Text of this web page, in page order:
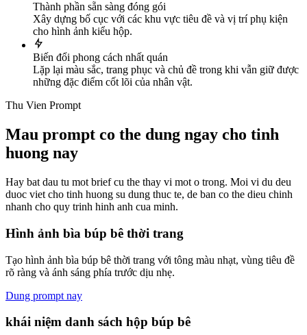
Thành phần sẵn sàng đóng gói
Xây dựng bố cục với các khu vực tiêu đề và vị trí phụ kiện
cho hình ảnh kiểu hộp.
Biến đổi phong cách nhất quán
Lặp lại màu sắc, trang phục và chủ đề trong khi vẫn giữ được
những đặc điểm cốt lõi của nhân vật.
Thu Vien Prompt
Mau prompt co the dung ngay cho tinh
huong nay
Hay bat dau tu mot brief cu the thay vi mot o trong. Moi vi du deu
duoc viet cho tinh huong su dung thuc te, de ban co the dieu chinh
nhanh cho quy trinh hinh anh cua minh.
Hình ảnh bìa búp bê thời trang
Tạo hình ảnh bìa búp bê thời trang với tông màu nhạt, vùng tiêu đề
rõ ràng và ánh sáng phía trước dịu nhẹ.
Dung prompt nay
khái niệm danh sách hộp búp bê